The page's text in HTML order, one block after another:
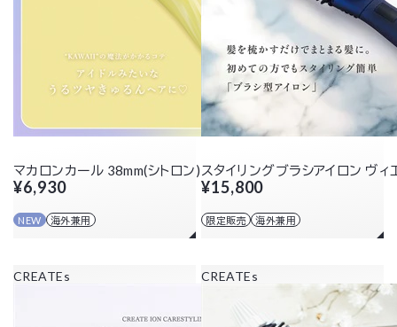
マカロンカール 38mm(シトロン)
¥6,930
NEW 海外兼用
スタイリングブラシアイロン ヴィ
¥15,800
限定販売 海外兼用
CREATEs CREATEs